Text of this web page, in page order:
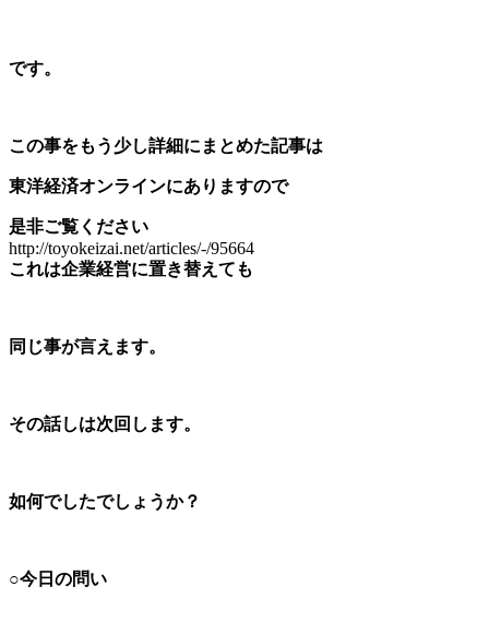
です。
この事をもう少し詳細にまとめた記事は
東洋経済オンラインにありますので
是非ご覧ください
http://toyokeizai.net/articles/-/95664
これは企業経営に置き替えても
同じ事が言えます。
その話しは次回します。
如何でしたでしょうか？
○今日の問い